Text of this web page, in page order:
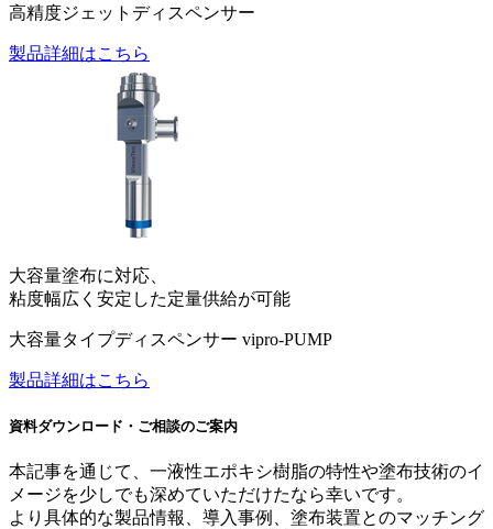
高精度ジェットディスペンサー
製品詳細はこちら
大容量塗布に対応、
粘度幅広く安定した定量供給が可能
大容量タイプディスペンサー vipro-PUMP
製品詳細はこちら
資料ダウンロード・ご相談のご案内
本記事を通じて、一液性エポキシ樹脂の特性や塗布技術のイ
メージを少しでも深めていただけたなら幸いです。
より具体的な製品情報、導入事例、塗布装置とのマッチング